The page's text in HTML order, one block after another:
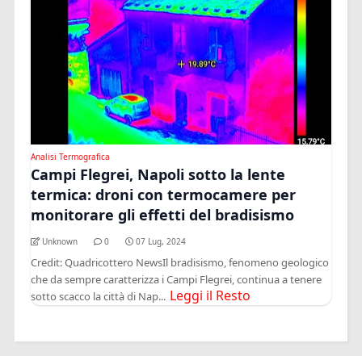
Analisi Termografica
Campi Flegrei, Napoli sotto la lente
termica: droni con termocamere per
monitorare gli effetti del bradisismo
Unknown 0 07 Lug, 2024
Credit: Quadricottero NewsIl bradisismo, fenomeno geologico
che da sempre caratterizza i Campi Flegrei, continua a tenere
sotto scacco la città di Nap... Leggi il Resto